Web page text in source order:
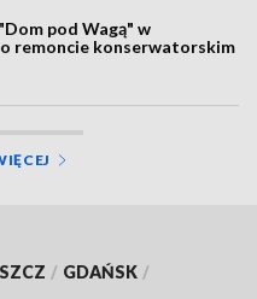
pod Wagą" w
remoncie konserwatorskim
/ GDAŃSK /